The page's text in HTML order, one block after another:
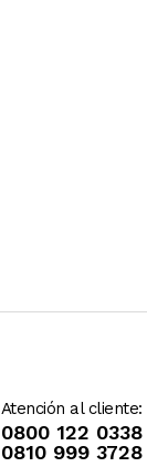
Atención al cliente:
0800 122 0338
0810 999 3728